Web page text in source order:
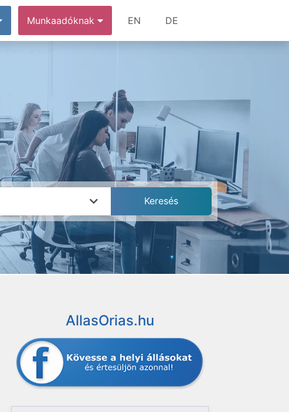
Munkaadóknak EN DE
AllasOrias.hu